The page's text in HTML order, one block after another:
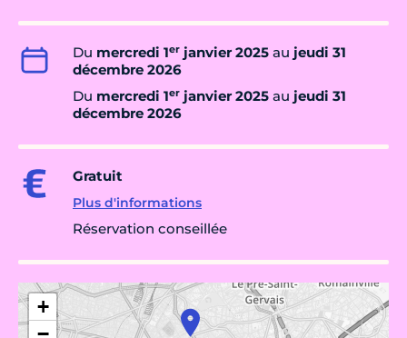
Du mercredi 1er janvier 2025 au jeudi 31
décembre 2026
Du mercredi 1er janvier 2025 au jeudi 31
décembre 2026
Gratuit
Plus d'informations
Réservation conseillée
+